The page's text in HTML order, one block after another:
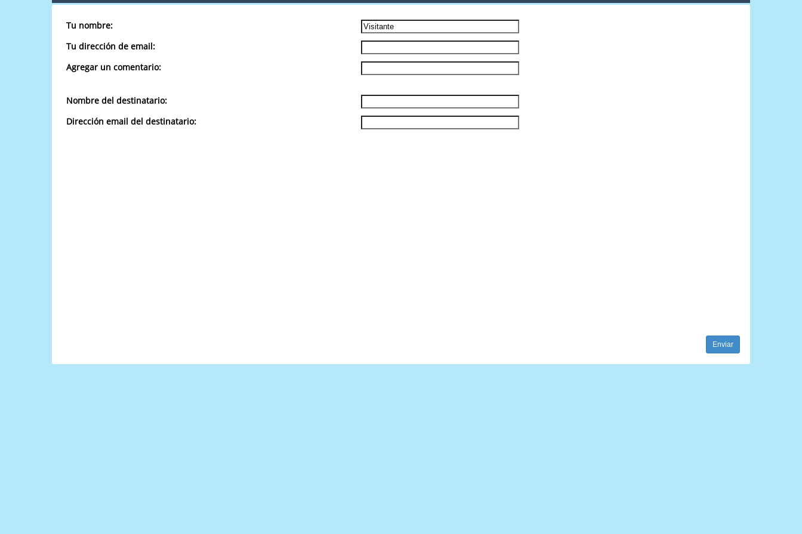
Tu nombre:
Tu dirección de email:
Agregar un comentario:
Nombre del destinatario:
Dirección email del destinatario: